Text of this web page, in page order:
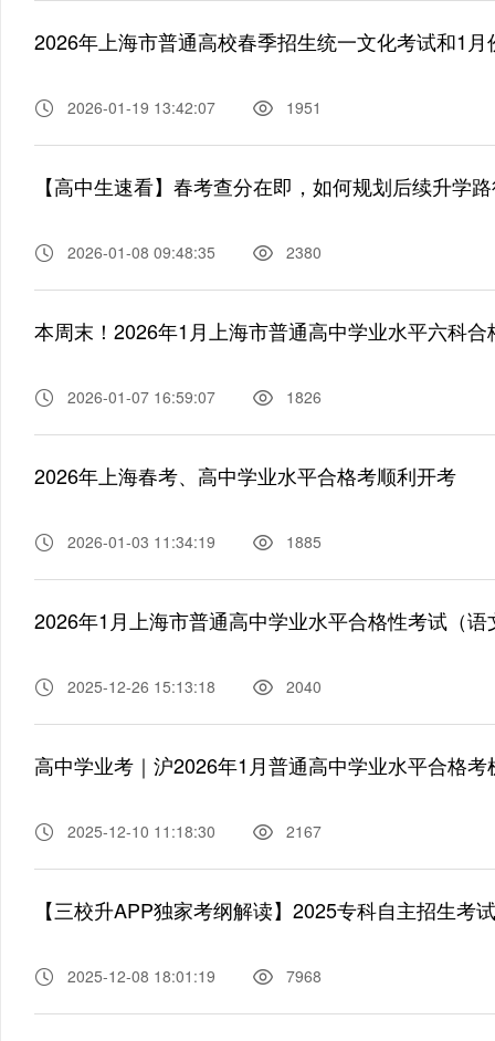
2026年上海市普通高校春季招生统一文化考试和1
2026-01-19 13:42:07 1951
【高中生速看】春考查分在即，如何规划后续升学
2026-01-08 09:48:35 2380
本周末！2026年1月上海市普通高中学业水平六科
2026-01-07 16:59:07 1826
2026年上海春考、高中学业水平合格考顺利开考
2026-01-03 11:34:19 1885
2026年1月上海市普通高中学业水平合格性考试（
2025-12-26 15:13:18 2040
高中学业考｜沪2026年1月普通高中学业水平合格
2025-12-10 11:18:30 2167
【三校升APP独家考纲解读】2025专科自主招生考
2025-12-08 18:01:19 7968